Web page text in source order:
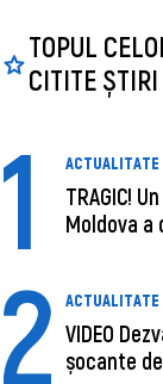
TOPUL
CITITE ȘTIRI
1 ACTUALITATE
TRAGIC!
Moldova a
2 ACTUALITATE
VIDEO
șocante